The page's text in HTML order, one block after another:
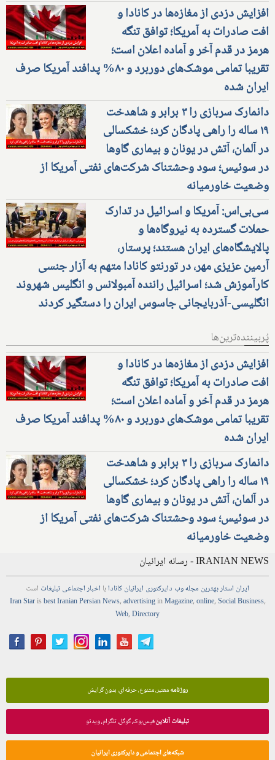
افزایش دزدی از مغازه‌ها در کانادا و
افت صادرات به آمریکا؛ توافق تنگه
هرمز در قدم آخر و آماده اعلان است؛
تقریبا تمامی موشک‌های دوربرد و ۸۰% پدافند آمریکا صرف
ایران شده
دانمارک سربازی را ۳ برابر و شاهدخت
۱۹ ساله را راهی پادگان کرد؛ خشکسالی
در آلمان، آتش در یونان و بیماری گاوها
در سوئیس؛ سود وحشتناک شرکت‌های نفتی آمریکا از
وضعیت خاورمیانه
سی‌بی‌اس: آمریکا و اسرائیل در تدارک
حملات گسترده به نیروگاه‌ها و
پالایشگاه‌های ایران هستند؛ پرستار،
آرمین عزیزی مهر، در تورنتو کانادا متهم به آزار جنسی
کارآموزش شد؛ اسرائیل راننده آمبولانس و انگلیس شهروند
انگلیسی-آذربایجانی جاسوس ایران را دستگیر کردند
پُربیننده‌ترین‌ها
افزایش دزدی از مغازه‌ها در کانادا و
افت صادرات به آمریکا؛ توافق تنگه
هرمز در قدم آخر و آماده اعلان است؛
تقریبا تمامی موشک‌های دوربرد و ۸۰% پدافند آمریکا صرف
ایران شده
دانمارک سربازی را ۳ برابر و شاهدخت
۱۹ ساله را راهی پادگان کرد؛ خشکسالی
در آلمان، آتش در یونان و بیماری گاوها
در سوئیس؛ سود وحشتناک شرکت‌های نفتی آمریکا از
وضعیت خاورمیانه
IRANIAN NEWS - رسانه ایرانیان
ایران استاربهترین مجلهوب دایرکتوری ایرانیان کانادابا اخباراجتماعیتبلیغات است
Iran Starisbest Iranian PersianNews,advertisinginMagazine,online,Social Business,
Web,Directory
روزنامهمعتبر، متنوع، حرفه‌ای، بدون گرایش
تبلیغات آنلاینفیس‌بوک، گوگل، تلگرام، ویدئو
شبکه‌های اجتماعی و دایرکتوری ایرانیان